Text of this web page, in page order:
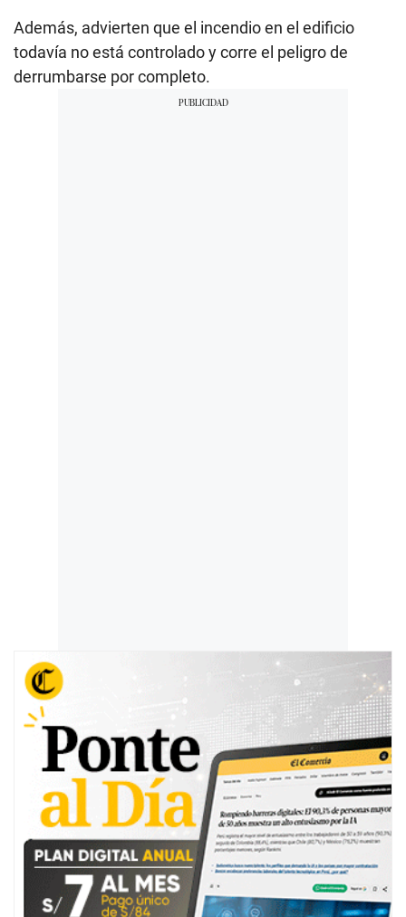
Además, advierten que el incendio en el edificio
todavía no está controlado y corre el peligro de
derrumbarse por completo.